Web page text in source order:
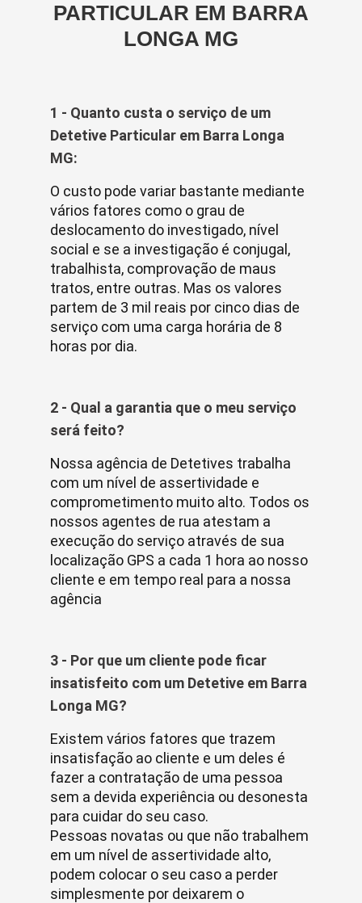
PARTICULAR EM BARRA
LONGA MG
1 - Quanto custa o serviço de um
Detetive Particular em Barra Longa
MG:
O custo pode variar bastante mediante
vários fatores como o grau de
deslocamento do investigado, nível
social e se a investigação é conjugal,
trabalhista, comprovação de maus
tratos, entre outras. Mas os valores
partem de 3 mil reais por cinco dias de
serviço com uma carga horária de 8
horas por dia.
2 - Qual a garantia que o meu serviço
será feito?
Nossa agência de Detetives trabalha
com um nível de assertividade e
comprometimento muito alto. Todos os
nossos agentes de rua atestam a
execução do serviço através de sua
localização GPS a cada 1 hora ao nosso
cliente e em tempo real para a nossa
agência
3 - Por que um cliente pode ficar
insatisfeito com um Detetive em Barra
Longa MG?
Existem vários fatores que trazem
insatisfação ao cliente e um deles é
fazer a contratação de uma pessoa
sem a devida experiência ou desonesta
para cuidar do seu caso.
Pessoas novatas ou que não trabalhem
em um nível de assertividade alto,
podem colocar o seu caso a perder
simplesmente por deixarem o